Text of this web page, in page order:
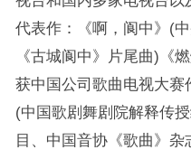
代表作：《啊，阆中》(
《古城阆中》片尾曲)《
获中国公司歌曲电视大赛
(中国歌剧舞剧院解释传
目、中国音协《歌曲》杂